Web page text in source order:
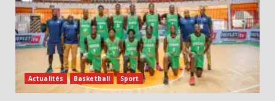
Actualités Basketball Sport